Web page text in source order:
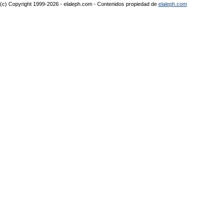
(c) Copyright 1999-2026 - elaleph.com - Contenidos propiedad de elaleph.com